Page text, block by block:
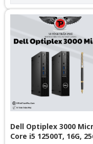
UHD Graphics 630
Mainboard: Dell OEM –
Chipset H470 Cổng kết nối:
HDMI, VGA, 4x USB 3.0, 4x
USB 2.0, LAN Gigabit, Audio
combo Nguồn: Công suất
Dell Optiplex 3000
Core i5 12500T, 16G,